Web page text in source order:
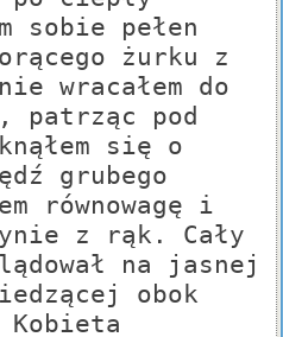
sobie pełen
żurku z
wracałem do
patrząc pod
się o
grubego
równowagę i
z rąk. Cały
na jasnej
obok
Kobieta